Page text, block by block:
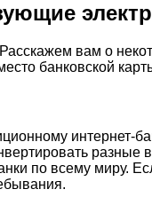
вам о
банковской
интернет-
по всему миру.